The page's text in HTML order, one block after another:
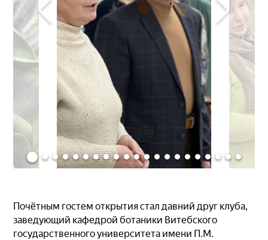
Почётным гостем открытия стал давний друг клуба,
заведующий кафедрой ботаники Витебского
государственного университета имени П.М.